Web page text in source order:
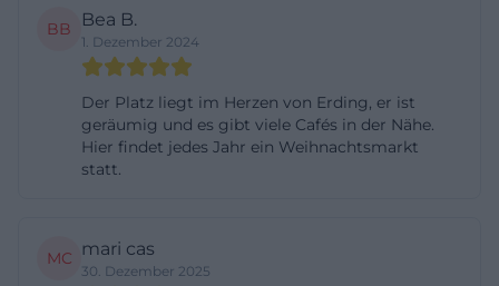
Ausflügler, Marktbesucher und Gäste aus dem
Umland schnell erreichbar. Wer mit dem Auto
von der klaren Verkehrsführung, weil das Zentrum
als verkehrsberuhigter Geschäftsbereich
ausgewiesen ist. Das ist für Besucher besonders
Veranstaltungen ansteuern und nicht lange nach
dem ersten Eindruck des Stadtzentrums suchen
BB Bea B.
1. Dezember 2024
Der Platz liegt im Herzen von Erding, er ist
geräumig und es gibt viele Cafés in der Nähe.
Hier findet jedes Jahr ein Weihnachtsmarkt
statt.
MC mari cas
30. Dezember 2025